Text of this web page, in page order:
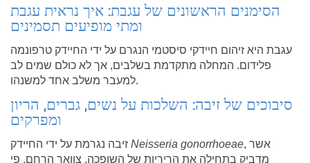
הסימנים הראשונים של עגבת: איך נראית עגבת
ומתי מופיעים תסמינים
עגבת היא זיהום חיידקי סיסטמי הנגרם על ידי החיידק טרפונמה
פלידום. המחלה מתקדמת בשלבים, אך לא כולם שמים לב
למעבר משלב אחד למשנהו.
סיבוכים של זיבה: השלכות על נשים, גברים, הריון
ומפרקים
Neisseria gonorrhoeae, אשר
מדביק בתחילה את הריריות של השופכה, צוואר הרחם, פי